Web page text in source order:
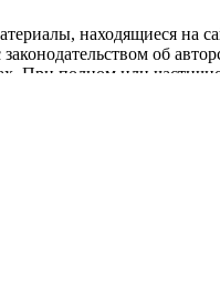
находящиеся на
законодательством об
При полном или